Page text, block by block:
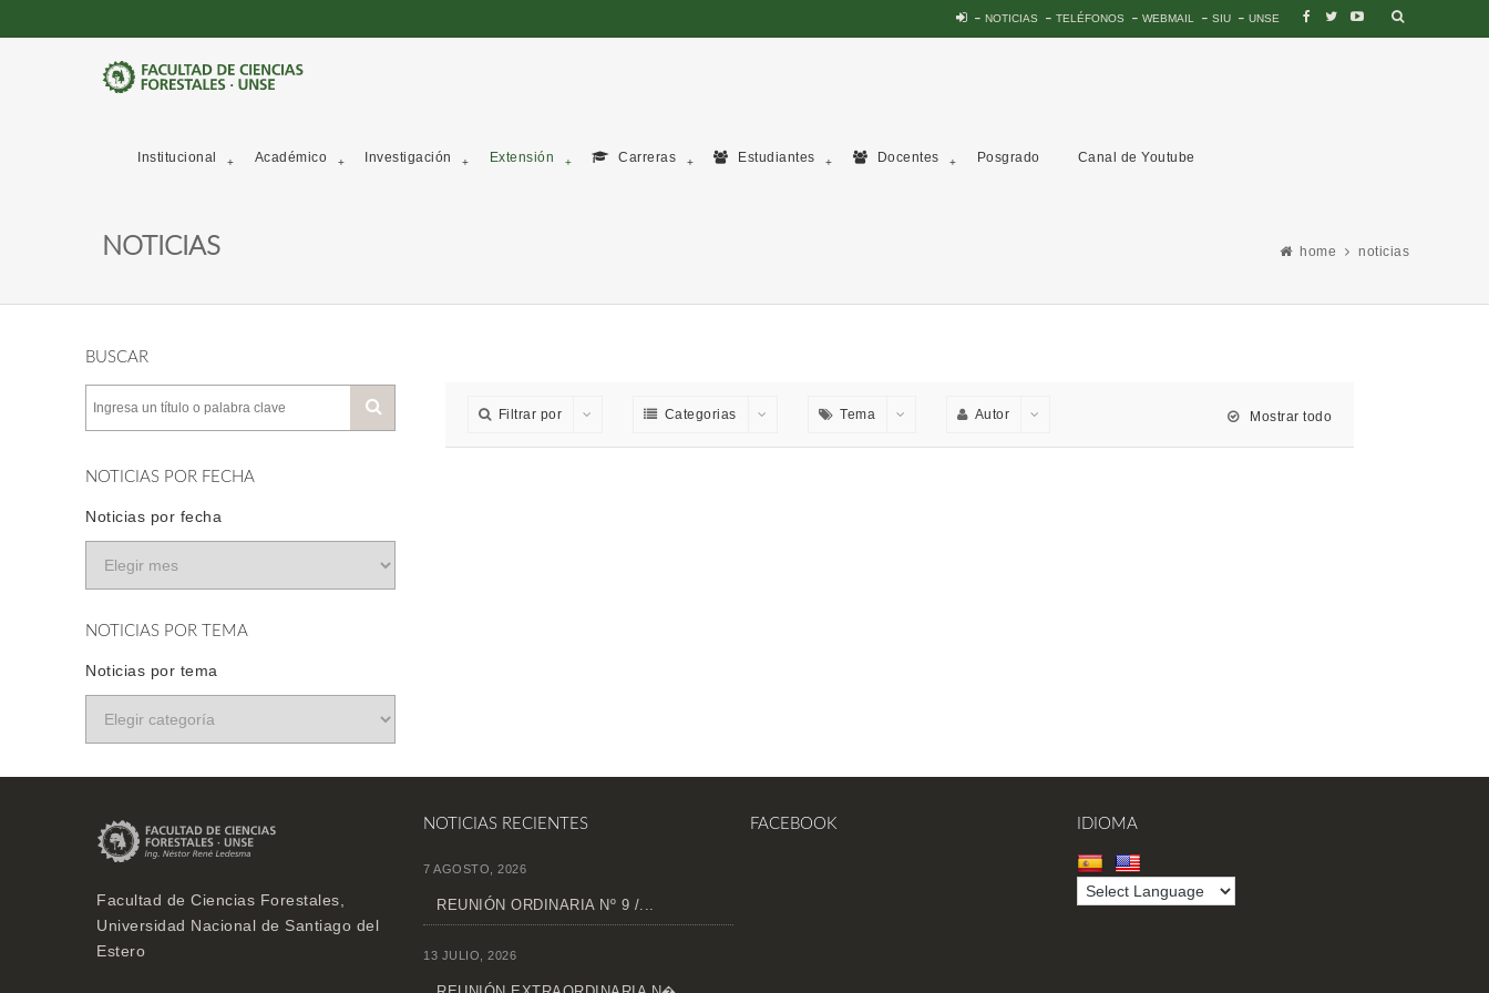
NOTICIAS TELÉFONOS WEBMAIL SIU UNSE
Institucional Académico Investigación Extensión Carreras Estudiantes Docentes Posgrado Canal de Youtube
NOTICIAS home noticias
BUSCAR
NOTICIAS POR FECHA
Noticias por fecha
NOTICIAS POR TEMA
Noticias por tema
Filtrar por Categorias Tema Autor Mostrar todo
Facultad de Ciencias Forestales,
Universidad Nacional de Santiago del
Estero
NOTICIAS RECIENTES
7 AGOSTO, 2026
REUNIÓN ORDINARIA Nº 9 /...
13 JULIO, 2026
FACEBOOK IDIOMA